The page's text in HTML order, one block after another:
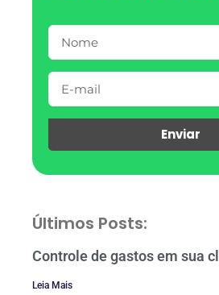
Enviar
Últimos Posts:
Controle de gastos em sua
Leia Mais